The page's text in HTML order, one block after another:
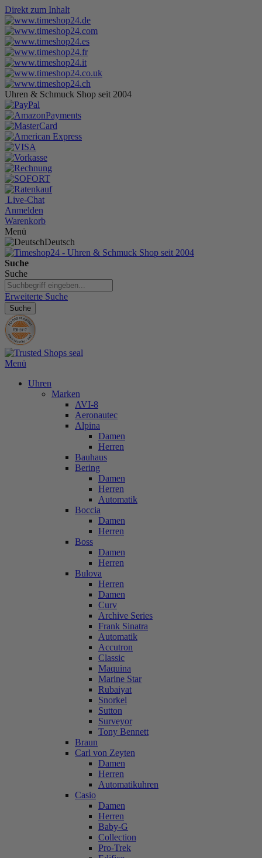
Direkt zum Inhalt
Uhren & Schmuck Shop seit 2004
Live-Chat
Anmelden
Warenkorb
Menü
Deutsch
Suche
Suche
Erweiterte Suche
Suche
Menü
Uhren
Marken
AVI-8
Aeronautec
Alpina
Damen
Herren
Bauhaus
Bering
Damen
Herren
Automatik
Boccia
Damen
Herren
Boss
Damen
Herren
Bulova
Herren
Damen
Curv
Archive Series
Frank Sinatra
Automatik
Accutron
Classic
Maquina
Marine Star
Rubaiyat
Snorkel
Sutton
Surveyor
Tony Bennett
Braun
Carl von Zeyten
Damen
Herren
Automatikuhren
Casio
Damen
Herren
Baby-G
Collection
Pro-Trek